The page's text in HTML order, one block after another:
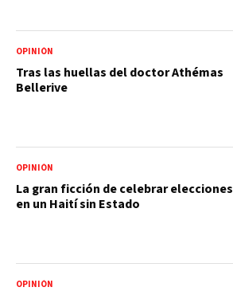
OPINIÓN
Tras las huellas del doctor Athémas
Bellerive
OPINIÓN
La gran ficción de celebrar elecciones
en un Haití sin Estado
OPINIÓN